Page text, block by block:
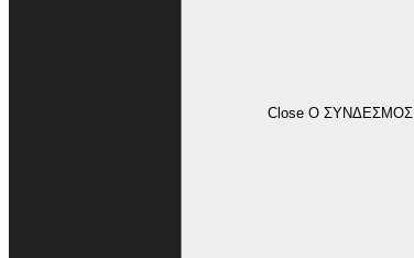
Close Ο ΣΥΝΔΕΣΜΟΣ